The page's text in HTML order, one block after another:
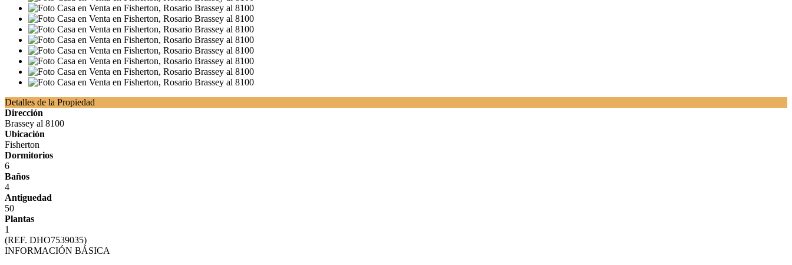
Detalles de la Propiedad
Dirección
Brassey al 8100
Ubicación
Fisherton
Dormitorios
6
Baños
4
Antiguedad
50
Plantas
1
(REF. DHO7539035)
INFORMACIÓN BÁSICA